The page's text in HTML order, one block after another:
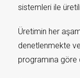
sistemleri ile
Üretimin her
denetlenmekte
programına